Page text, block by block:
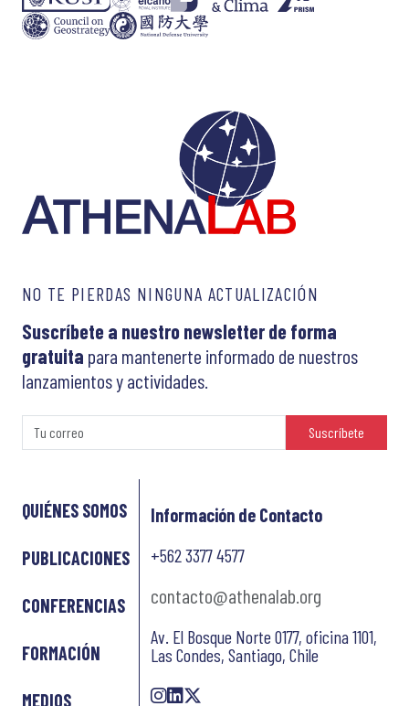
NO TE PIERDAS NINGUNA ACTUALIZACIÓN
Suscríbete a nuestro newsletter de forma
gratuita para mantenerte informado de nuestros
lanzamientos y actividades.
Suscríbete
QUIÉNES SOMOS
PUBLICACIONES
CONFERENCIAS
FORMACIÓN
MEDIOS
Información de Contacto
+562 3377 4577
contacto@athenalab.org
Av. El Bosque Norte 0177, oficina 1101,
Las Condes, Santiago, Chile